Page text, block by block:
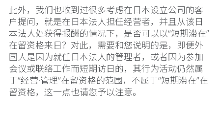
此外，我们也收到过很多考虑在日本设立公司的客
户提问，就是在日本法人担任经营者，并且从该日
本法人处获得报酬的情况下，是否可以以“短期滞在”
在留资格来日？对此，需要和您说明的是，即便外
国人是因为就任日本法人的管理者，或者因为参加
会议或联络工作而短期访日的，其行为活动仍然属
于“经营·管理”在留资格的范围，不属于“短期滞在”在
留资格，这一点也请您予以注意。